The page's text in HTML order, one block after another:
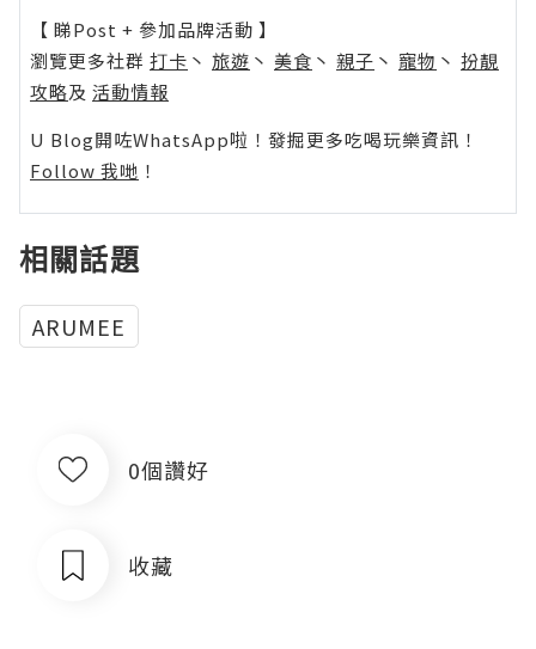
【 睇Post + 參加品牌活動 】
瀏覽更多社群 打卡 丶 旅遊 丶 美食 丶 親子 丶 寵物 丶 扮靚
攻略及 活動情報
U Blog開咗WhatsApp啦！發掘更多吃喝玩樂資訊！
Follow 我哋 ！
相關話題
ARUMEE
0個讚好
收藏